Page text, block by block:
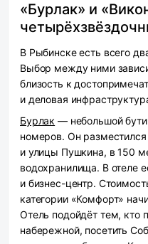
«Бурлак» и
В Рыбинске есть всего
Выбор между ними
близость к
и деловая
Бурлак — небольшой
номеров. Он
и улицы Пушкина, в 150
водохранилища. В отеле
и бизнес-центр.
категории «Комфорт»
Отель подойдёт тем, кто
набережной, посетить